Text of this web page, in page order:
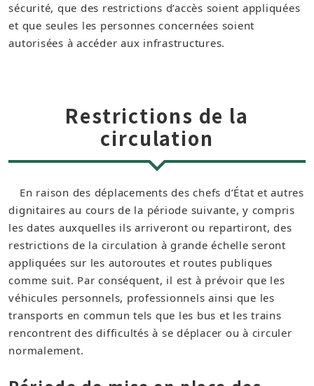
sécurité, que des restrictions d’accès soient appliquées
et que seules les personnes concernées soient
autorisées à accéder aux infrastructures.
Restrictions de la
circulation
En raison des déplacements des chefs d’État et autres
dignitaires au cours de la période suivante, y compris
les dates auxquelles ils arriveront ou repartiront, des
restrictions de la circulation à grande échelle seront
appliquées sur les autoroutes et routes publiques
comme suit. Par conséquent, il est à prévoir que les
véhicules personnels, professionnels ainsi que les
transports en commun tels que les bus et les trains
rencontrent des difficultés à se déplacer ou à circuler
normalement.